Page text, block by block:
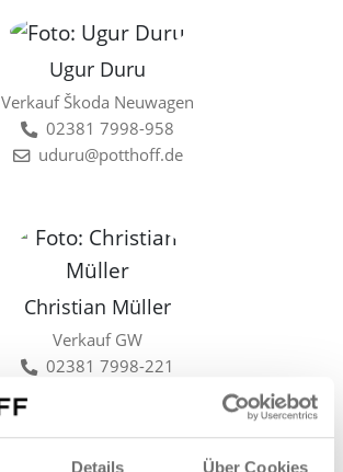
Details Über Cookies
Ugur Duru
Verkauf Škoda Neuwagen
02381 7998-958
uduru@potthoff.de
Christian Müller
Verkauf GW
02381 7998-221